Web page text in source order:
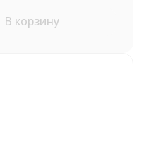
В корзину